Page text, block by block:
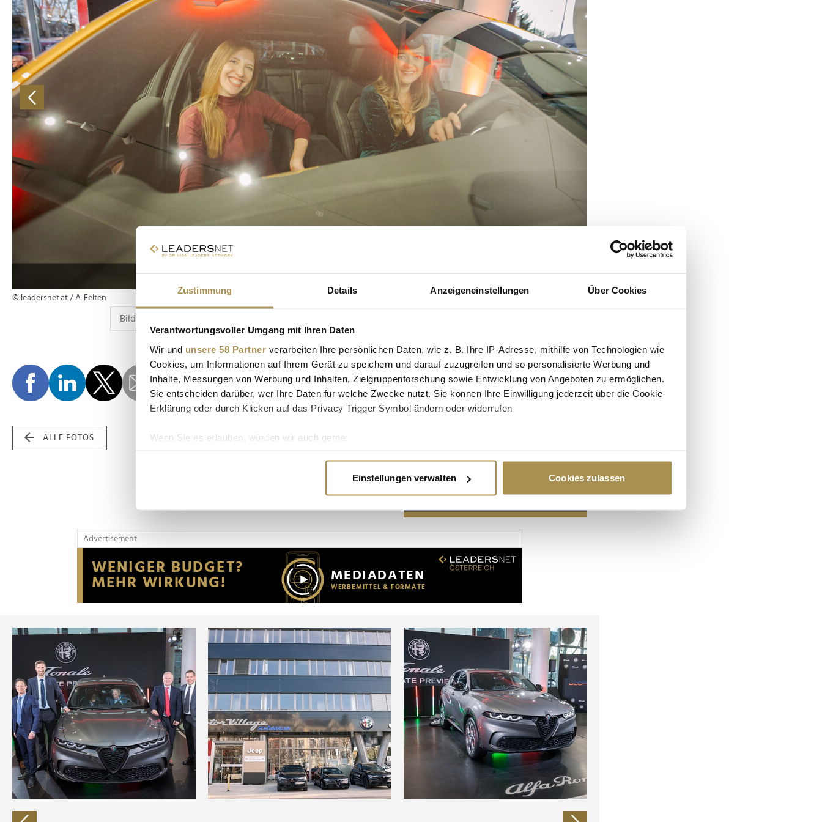
Zustimmung Details Anzeigeneinstellungen Über Cookies
Verantwortungsvoller Umgang mit Ihren Daten
Wir und unsere 58 Partner verarbeiten Ihre persönlichen Daten, wie z. B. Ihre IP-Adresse, mithilfe von Technologien wie
Cookies, um Informationen auf Ihrem Gerät zu speichern und darauf zuzugreifen und so personalisierte Werbung und
Inhalte, Messungen von Werbung und Inhalten, Zielgruppenforschung sowie Entwicklung von Angeboten zu ermöglichen.
Sie entscheiden darüber, wer Ihre Daten für welche Zwecke nutzt. Sie können Ihre Einwilligung jederzeit über die Cookie-
Erklärung oder durch Klicken auf das Privacy Trigger Symbol ändern oder widerrufen
Wenn Sie es erlauben, würden wir auch gerne:
Erfahren Sie mehr darüber, wie Ihre persönlichen Daten verarbeitet werden, und legen Sie Ihre Präferenzen im
Wir verwenden Cookies, um Inhalte und Anzeigen zu personalisieren, Funktionen für soziale Medien anbieten zu können
Website an unsere Partner für soziale Medien, Werbung und Analysen weiter. Unsere Partner führen diese Informationen
möglicherweise mit weiteren Daten zusammen, die Sie ihnen bereitgestellt haben oder die sie im Rahmen Ihrer Nutzung
der Dienste gesammelt haben.
Einstellungen verwalten Cookies zulassen
© leadersnet.at / A. Felten
ALLE FOTOS
Advertisement
Advertisement